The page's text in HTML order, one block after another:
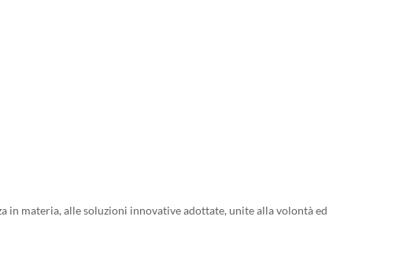
in materia, alle soluzioni innovative adottate, unite alla volontà ed